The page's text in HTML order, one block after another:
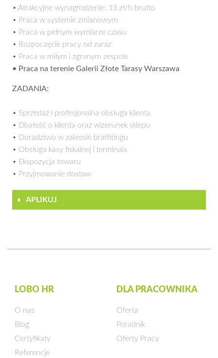
• Atrakcyjne wynagrodzenie: 13 zł/h brutto
• Praca w systemie zmianowym
• Praca w pełnym wymiarze czasu
• Rozpoczęcie pracy od zaraz
• Praca w miłym i zgranym zespole
• Praca na terenie Galerii Złote Tarasy Warszawa
ZADANIA:
• Sprzedaż i profesjonalna obsługa klienta
• Dbałość o klienta oraz wizerunek sklepu
• Doradztwo w zakresie braffitingu
• Obsługa kasy fiskalnej i terminala
• Ekspozycja towaru
• Przyjmowanie dostaw
APLIKUJ
LOBO HR
O nas
Blog
Certyfikaty
Referencje
DLA PRACOWNIKA
Oferta
Poradnik
Oferty Pracy